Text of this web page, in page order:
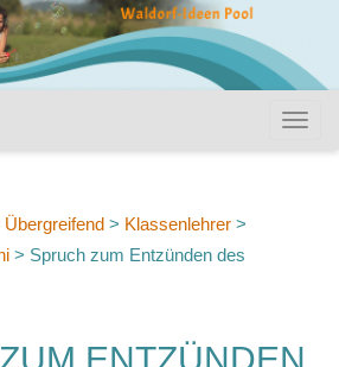
Übergreifend > Klassenlehrer >
> Spruch zum Entzünden des
ENTZÜNDEN